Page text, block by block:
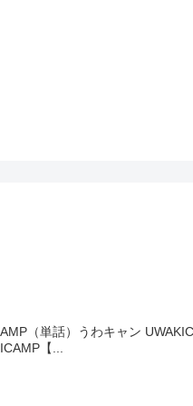
（単話）うわキャン
【...